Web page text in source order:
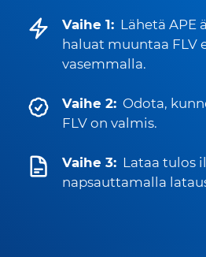
Vaihe 1: Lähetä APE
haluat muuntaa FLV
vasemmalla.
Vaihe 2: Odota,
FLV on valmis.
Vaihe 3: Lataa tulos
napsauttamalla